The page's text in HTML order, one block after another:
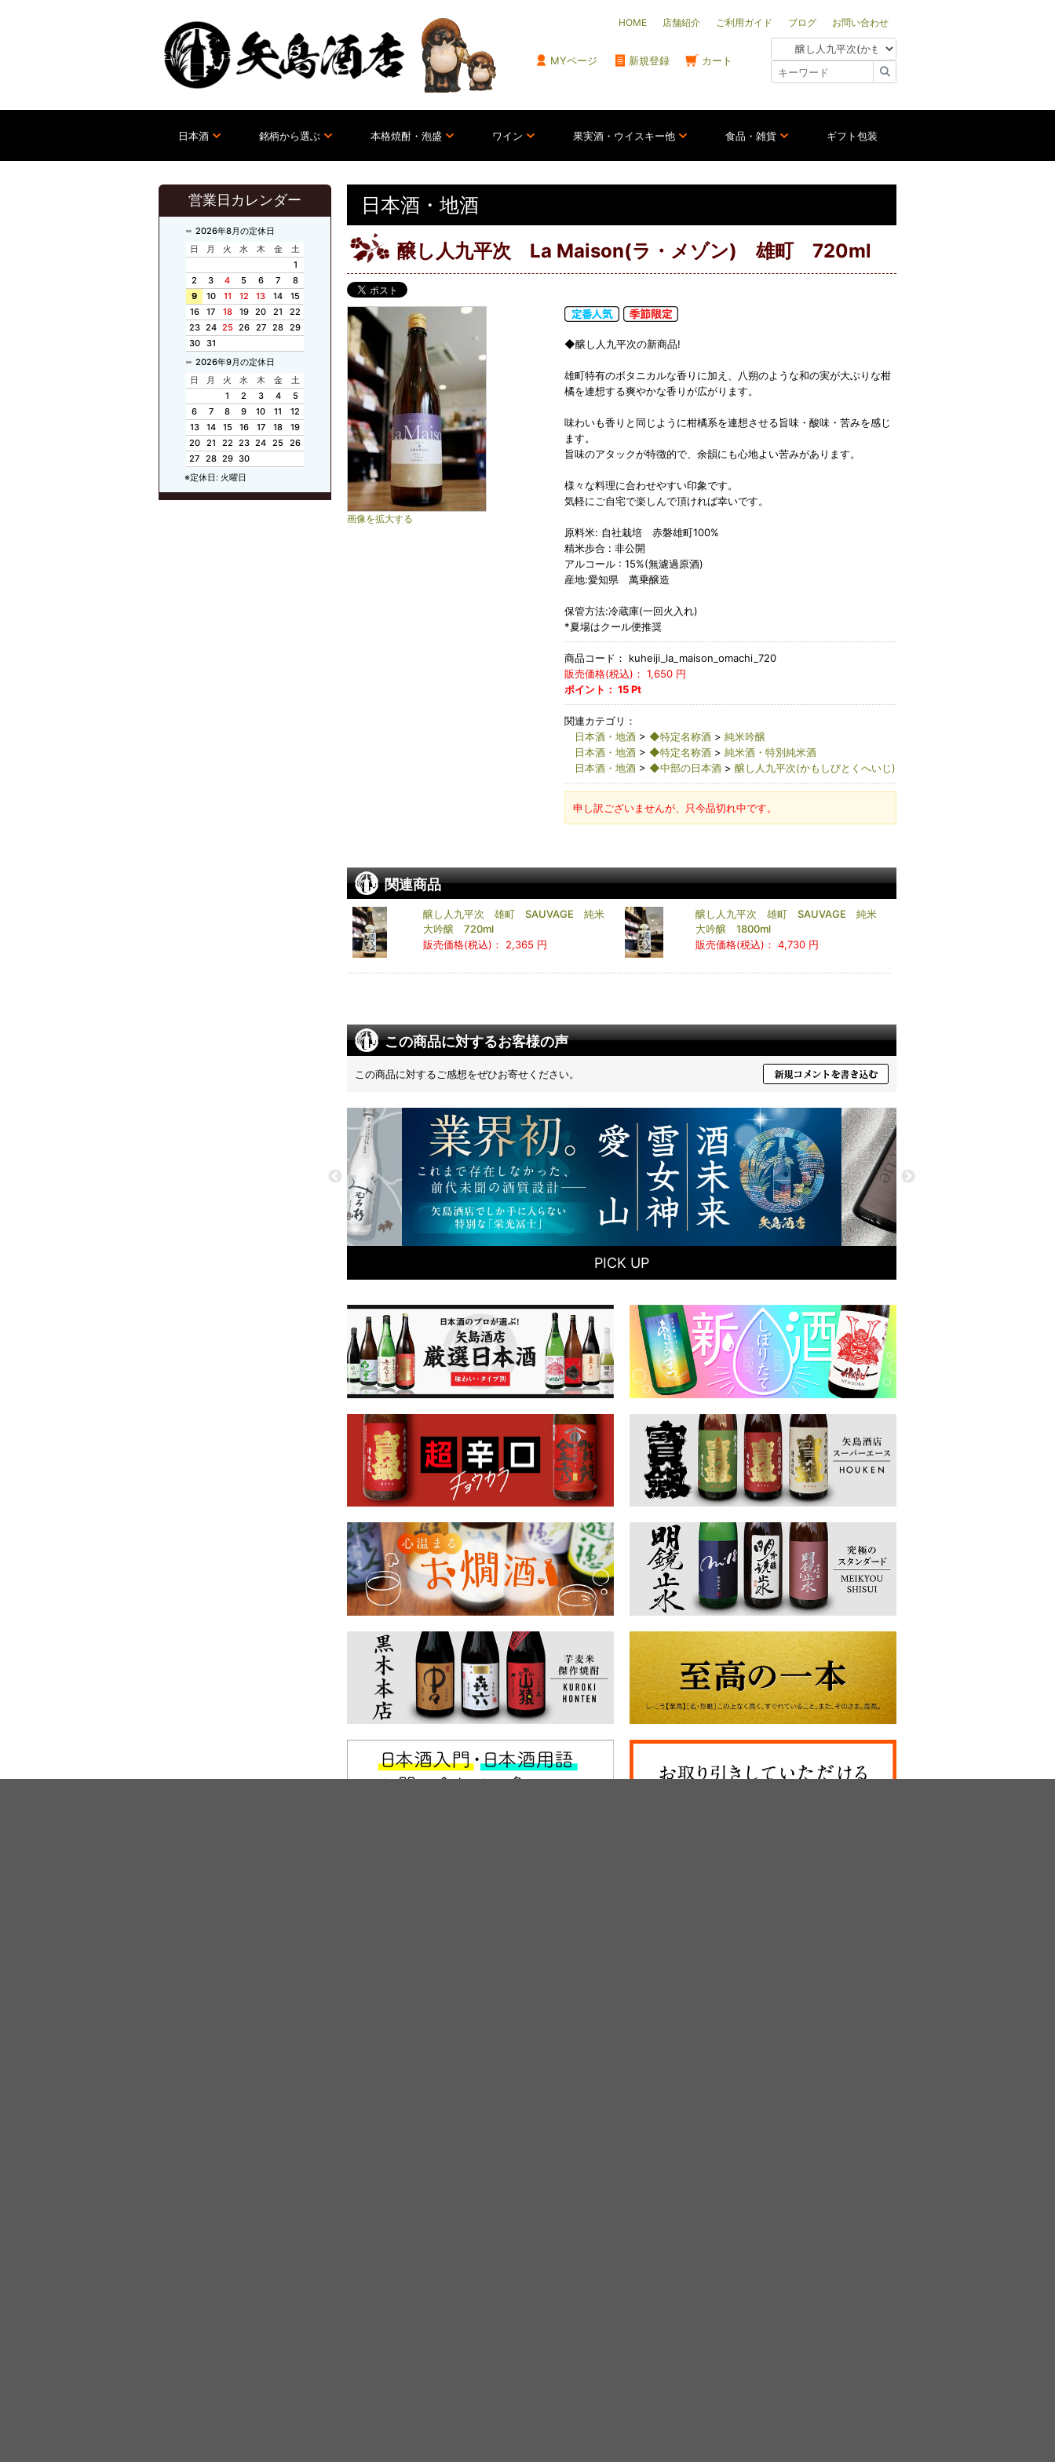
HOME 店舗紹介 ご利用ガイド ブログ お問い合わせ
MYページ 新規登録 カート
日本酒 銘柄から選ぶ 本格焼酎・泡盛 ワイン 果実酒・ウイスキー他 食品・雑貨 ギフト包装
営業日カレンダー
2026年8月の定休日
日
月 火 水 木 金
土
1
2
3 4 5 6 7
8
9
10 11 12 13 14
15
16
17 18 19 20 21
22
23 24 25 26 27 28 29
30
31
2026年9月の定休日
日
月 火 水 木 金
土
1
2 3 4
5
6
7 8 9 10 11
12
13
14 15 16 17 18
19
20
21 22 23 24 25 26
27 28 29 30
※定休日: 火曜日
日本酒・地酒
醸し人九平次 La Maison(ラ・メゾン) 雄町 720ml
画像を拡大する
◆醸し人九平次の新商品!
雄町特有のボタニカルな香りに加え、八朔のような和の実が大ぶりな柑
橘を連想する爽やかな香りが広がります。
味わいも香りと同じように柑橘系を連想させる旨味・酸味・苦みを感じ
ます。
旨味のアタックが特徴的で、余韻にも心地よい苦みがあります。
様々な料理に合わせやすい印象です。
気軽にご自宅で楽しんで頂ければ幸いです。
原料米: 自社栽培 赤磐雄町100%
精米歩合 : 非公開
アルコール : 15%(無濾過原酒)
産地:愛知県 萬乗醸造
保管方法:冷蔵庫(一回火入れ)
*夏場はクール便推奨
商品コード：
kuheiji_la_maison_omachi_720
販売価格(税込)： 1,650円
ポイント： 15Pt
関連カテゴリ：
日本酒・地酒> ◆特定名称酒> 純米吟醸
日本酒・地酒> ◆特定名称酒> 純米酒・特別純米酒
日本酒・地酒> ◆中部の日本酒> 醸し人九平次(かもしびとくへいじ)
申し訳ございませんが、只今品切れ中です。
関連商品
醸し人九平次 雄町 SAUVAGE 純米
大吟醸 720ml
販売価格(税込)：
2,365 円
醸し人九平次 雄町 SAUVAGE 純米
大吟醸 1800ml
販売価格(税込)： 4,730 円
この商品に対するお客様の声
この商品に対するご感想をぜひお寄せください。
PICK UP